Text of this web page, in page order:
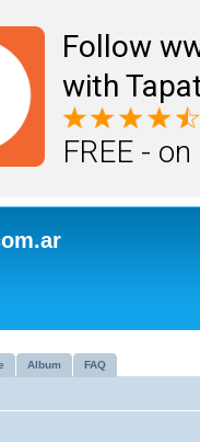
Follow
with
FREE -
Album FAQ